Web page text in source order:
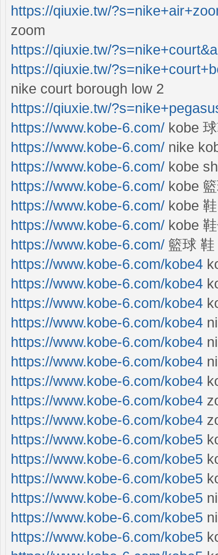
https://qiuxie.tw/
zoom
https://qiuxie.tw/
https://qiuxie.tw/
nike court borough low 2
https://qiuxie.tw/
https://www.kobe-6.com/ kobe
https://www.kobe-6.com/ nike
https://www.kobe-6.com/ kobe
https://www.kobe-6.com/ kobe
https://www.kobe-6.com/ kobe 鞋
https://www.kobe-6.com/ kobe
https://www.kobe-6.com/ 籃球
https://www.kobe-6.com/kobe4
https://www.kobe-6.com/kobe4
https://www.kobe-6.com/kobe4
https://www.kobe-6.com/kobe4
https://www.kobe-6.com/kobe4
https://www.kobe-6.com/kobe4
https://www.kobe-6.com/kobe4
https://www.kobe-6.com/kobe4
https://www.kobe-6.com/kobe4
https://www.kobe-6.com/kobe5
https://www.kobe-6.com/kobe5
https://www.kobe-6.com/kobe5
https://www.kobe-6.com/kobe5
https://www.kobe-6.com/kobe5
https://www.kobe-6.com/kobe5